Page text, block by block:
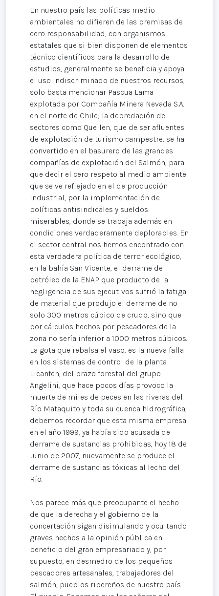
En nuestro país las políticas medio
ambientales no difieren de las premisas de
cero responsabilidad, con organismos
estatales que si bien disponen de elementos
técnico científicos para la desarrollo de
estudios, generalmente se beneficia y apoya
el uso indiscriminado de nuestros recursos,
solo basta mencionar Pascua Lama
explotada por Compañía Minera Nevada S.A.
en el norte de Chile; la depredación de
sectores como Queilen, que de ser afluentes
de explotación de turismo campestre, se ha
convertido en el basurero de las grandes
compañías de explotación del Salmón, para
que decir el cero respeto al medio ambiente
que se ve reflejado en el de producción
industrial, por la implementación de
políticas antisindicales y sueldos
miserables, donde se trabaja además en
condiciones verdaderamente deplorables. En
el sector central nos hemos encontrado con
esta verdadera política de terror ecológico,
en la bahía San Vicente, el derrame de
petróleo de la ENAP que producto de la
negligencia de sus ejecutivos sufrió la fatiga
de material que produjo el derrame de no
solo 300 metros cúbico de crudo, sino que
por cálculos hechos por pescadores de la
zona no sería inferior a 1000 metros cúbicos.
La gota que rebalsa el vaso, es la nueva falla
en los sistemas de control de la planta
Licanfen, del brazo forestal del grupo
Angelini, que hace pocos días provoco la
muerte de miles de peces en las riveras del
Río Mataquito y toda su cuenca hidrográfica,
debemos recordar que esta misma empresa
en el año 1999, ya había sido acusada de
derrame de sustancias prohibidas, hoy 18 de
Junio de 2007, nuevamente se produce el
derrame de sustancias tóxicas al lecho del
Río.
Nos parece más que preocupante el hecho
de que la derecha y el gobierno de la
concertación sigan disimulando y ocultando
graves hechos a la opinión pública en
beneficio del gran empresariado y, por
supuesto, en desmedro de los pequeños
pescadores artesanales, trabajadores del
salmón, pueblos ribereños de nuestro país.